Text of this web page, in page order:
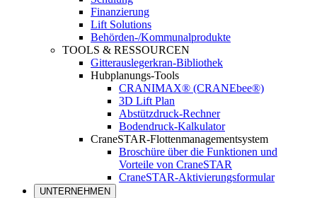
Finanzierung
Lift Solutions
Behörden-/Kommunalprodukte
TOOLS & RESSOURCEN
Gitterauslegerkran-Bibliothek
Hubplanungs-Tools
CRANIMAX® (CRANEbee®)
3D Lift Plan
Abstützdruck-Rechner
Bodendruck-Kalkulator
CraneSTAR-Flottenmanagementsystem
Broschüre über die Funktionen und
Vorteile von CraneSTAR
CraneSTAR-Aktivierungsformular
UNTERNEHMEN